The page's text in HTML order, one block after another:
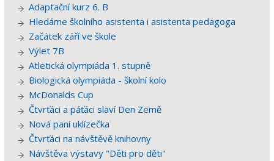
Adaptační kurz 6. B
Hledáme školního asistenta i asistenta pedagoga
Začátek září ve škole
Výlet 7B
Atletická olympiáda 1. stupně
Biologická olympiáda - školní kolo
McDonalds Cup
Čtvrťáci a páťáci slaví Den Země
Nová paní uklízečka
Čtvrťáci na návštěvě knihovny
Návštěva výstavy "Děti pro děti"